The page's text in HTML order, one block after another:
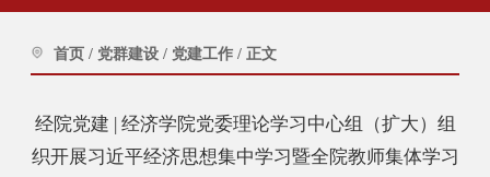
首页 / 党群建设 / 党建工作 / 正文
经院党建 | 经济学院党委理论学习中心组（扩大）组
织开展习近平经济思想集中学习暨全院教师集体学习